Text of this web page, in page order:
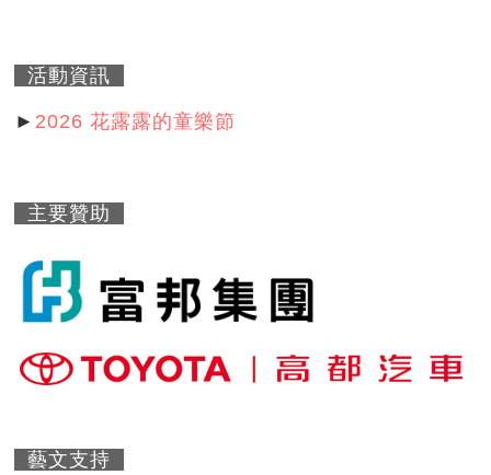
活動資訊
► 2026 花露露的童樂節
主要贊助
藝文支持